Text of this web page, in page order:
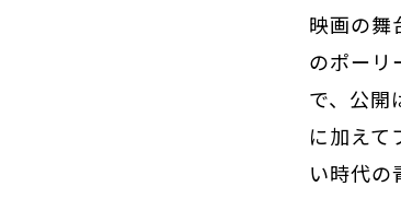
映画の舞
のポーリ
で、公開
に加えて
い時代の